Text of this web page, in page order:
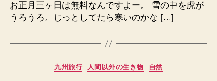
お正月三ヶ日は無料なんですよー。 雪の中を虎が
うろうろ。じっとしてたら寒いのかな […]
カ
九州旅行 人間以外の生き物 自然